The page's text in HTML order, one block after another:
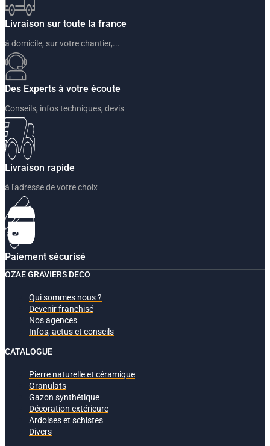
Livraison sur toute la france
à domicile, sur votre chantier,...
Des Experts à votre écoute
Conseils, infos techniques, devis
Livraison rapide
à l'adresse de votre choix
Paiement sécurisé
OZAE GRAVIERS DECO
Qui sommes nous ?
Devenir franchisé
Nos agences
Infos, actus et conseils
CATALOGUE
Pierre naturelle et céramique
Granulats
Gazon synthétique
Décoration extérieure
Ardoises et schistes
Divers